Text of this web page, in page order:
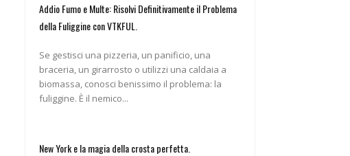
Addio Fumo e Multe: Risolvi Definitivamente il Problema
della Fuliggine con VTKFUL.
Se gestisci una pizzeria, un panificio, una
braceria, un girarrosto o utilizzi una caldaia a
biomassa, conosci benissimo il problema: la
fuliggine. È il nemico...
New York e la magia della crosta perfetta.